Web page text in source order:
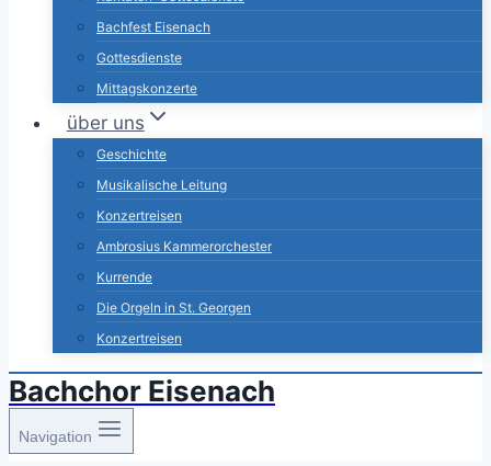
Bachfest Eisenach
Gottesdienste
Mittagskonzerte
über uns
Geschichte
Musikalische Leitung
Konzertreisen
Ambrosius Kammerorchester
Kurrende
Die Orgeln in St. Georgen
Konzertreisen
Bachchor Eisenach
Navigation